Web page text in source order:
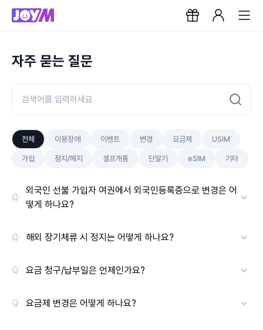
자주 묻는 질문
전체 이용장애 이벤트 변경 요금제 USIM
가입 정지/해지 셀프개통 단말기 eSIM 기타
외국인 선불 가입자 여권에서 외국인등록증으로 변경은 어
떻게 하나요?
해외 장기체류 시 정지는 어떻게 하나요?
요금 청구/납부일은 언제인가요?
요금제 변경은 어떻게 하나요?